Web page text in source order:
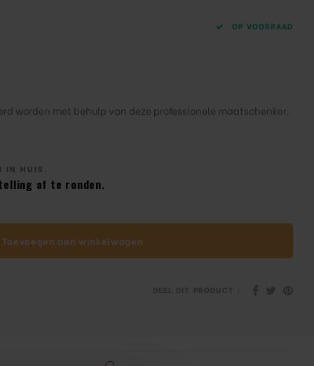
OP VOORRAAD
worden met behulp van deze professionele maatschenker.
IN HUIS.
af te ronden.
Toevoegen aan winkelwagen